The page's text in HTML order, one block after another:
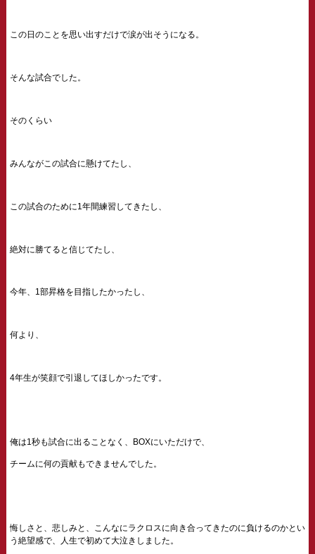
この日のことを思い出すだけで涙が出そうになる。
そんな試合でした。
そのくらい
みんながこの試合に懸けてたし、
この試合のために1年間練習してきたし、
絶対に勝てると信じてたし、
今年、1部昇格を目指したかったし、
何より、
4年生が笑顔で引退してほしかったです。
俺は1秒も試合に出ることなく、BOXにいただけで、
チームに何の貢献もできませんでした。
悔しさと、悲しみと、こんなにラクロスに向き合ってきたのに負けるのかとい
う絶望感で、人生で初めて大泣きしました。